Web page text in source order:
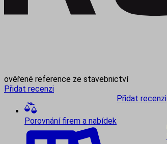
ověřené reference ze stavebnictví
Přidat recenzi
Porovnání firem a nabídek
Přidat recenzi